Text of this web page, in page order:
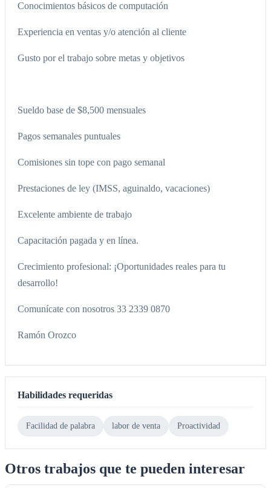
Conocimientos básicos de computación
Experiencia en ventas y/o atención al cliente
Gusto por el trabajo sobre metas y objetivos
Sueldo base de $8,500 mensuales
Pagos semanales puntuales
Comisiones sin tope con pago semanal
Prestaciones de ley (IMSS, aguinaldo, vacaciones)
Excelente ambiente de trabajo
Capacitación pagada y en línea.
Crecimiento profesional: ¡Oportunidades reales para tu
desarrollo!
Comunícate con nosotros 33 2339 0870
Ramón Orozco
Habilidades requeridas
Facilidad de palabra labor de venta Proactividad
Otros trabajos que te pueden interesar